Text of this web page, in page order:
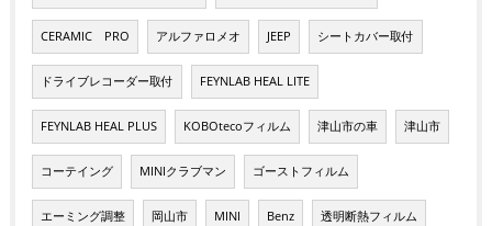
CERAMIC PRO アルファロメオ JEEP シートカバー取付
ドライブレコーダー取付 FEYNLAB HEAL LITE
FEYNLAB HEAL PLUS KOBOtecoフィルム 津山市の車 津山市
コーテイング MINIクラブマン ゴーストフィルム
エーミング調整 岡山市 MINI Benz 透明断熱フィルム